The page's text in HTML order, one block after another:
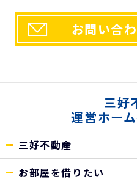
【個人情報お客様相談窓口】
〒810-0054 福岡市中央区
株式会社三好不動産 本社総
お問い合
三好
運営ホー
三好不動産
お部屋を借りたい